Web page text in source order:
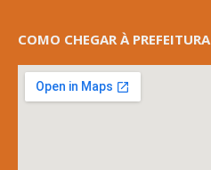
COMO CHEGAR À PREFEITURA